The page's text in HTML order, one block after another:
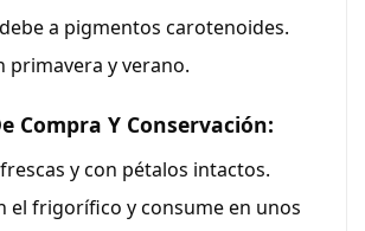
a pigmentos carotenoides.
primavera y verano.
Compra Y Conservación:
y con pétalos intactos.
el frigorífico y consume en unos